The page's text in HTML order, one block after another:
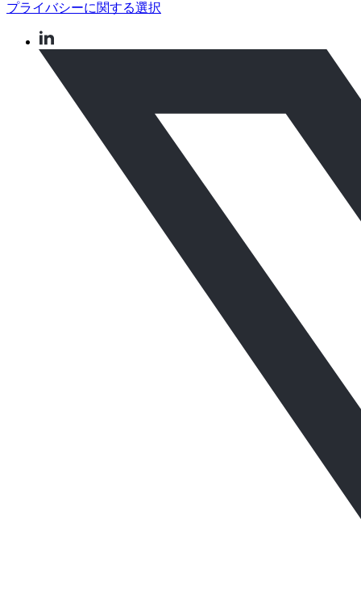
プライバシーに関する選択